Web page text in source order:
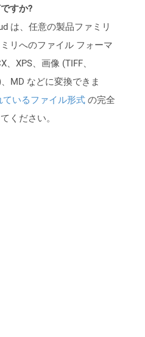
すか?
は、任意の製品ファミリ
リへのファイル フォーマ
、XPS、画像 (TIFF、
MD などに変換できま
ているファイル形式 の完全
ください。